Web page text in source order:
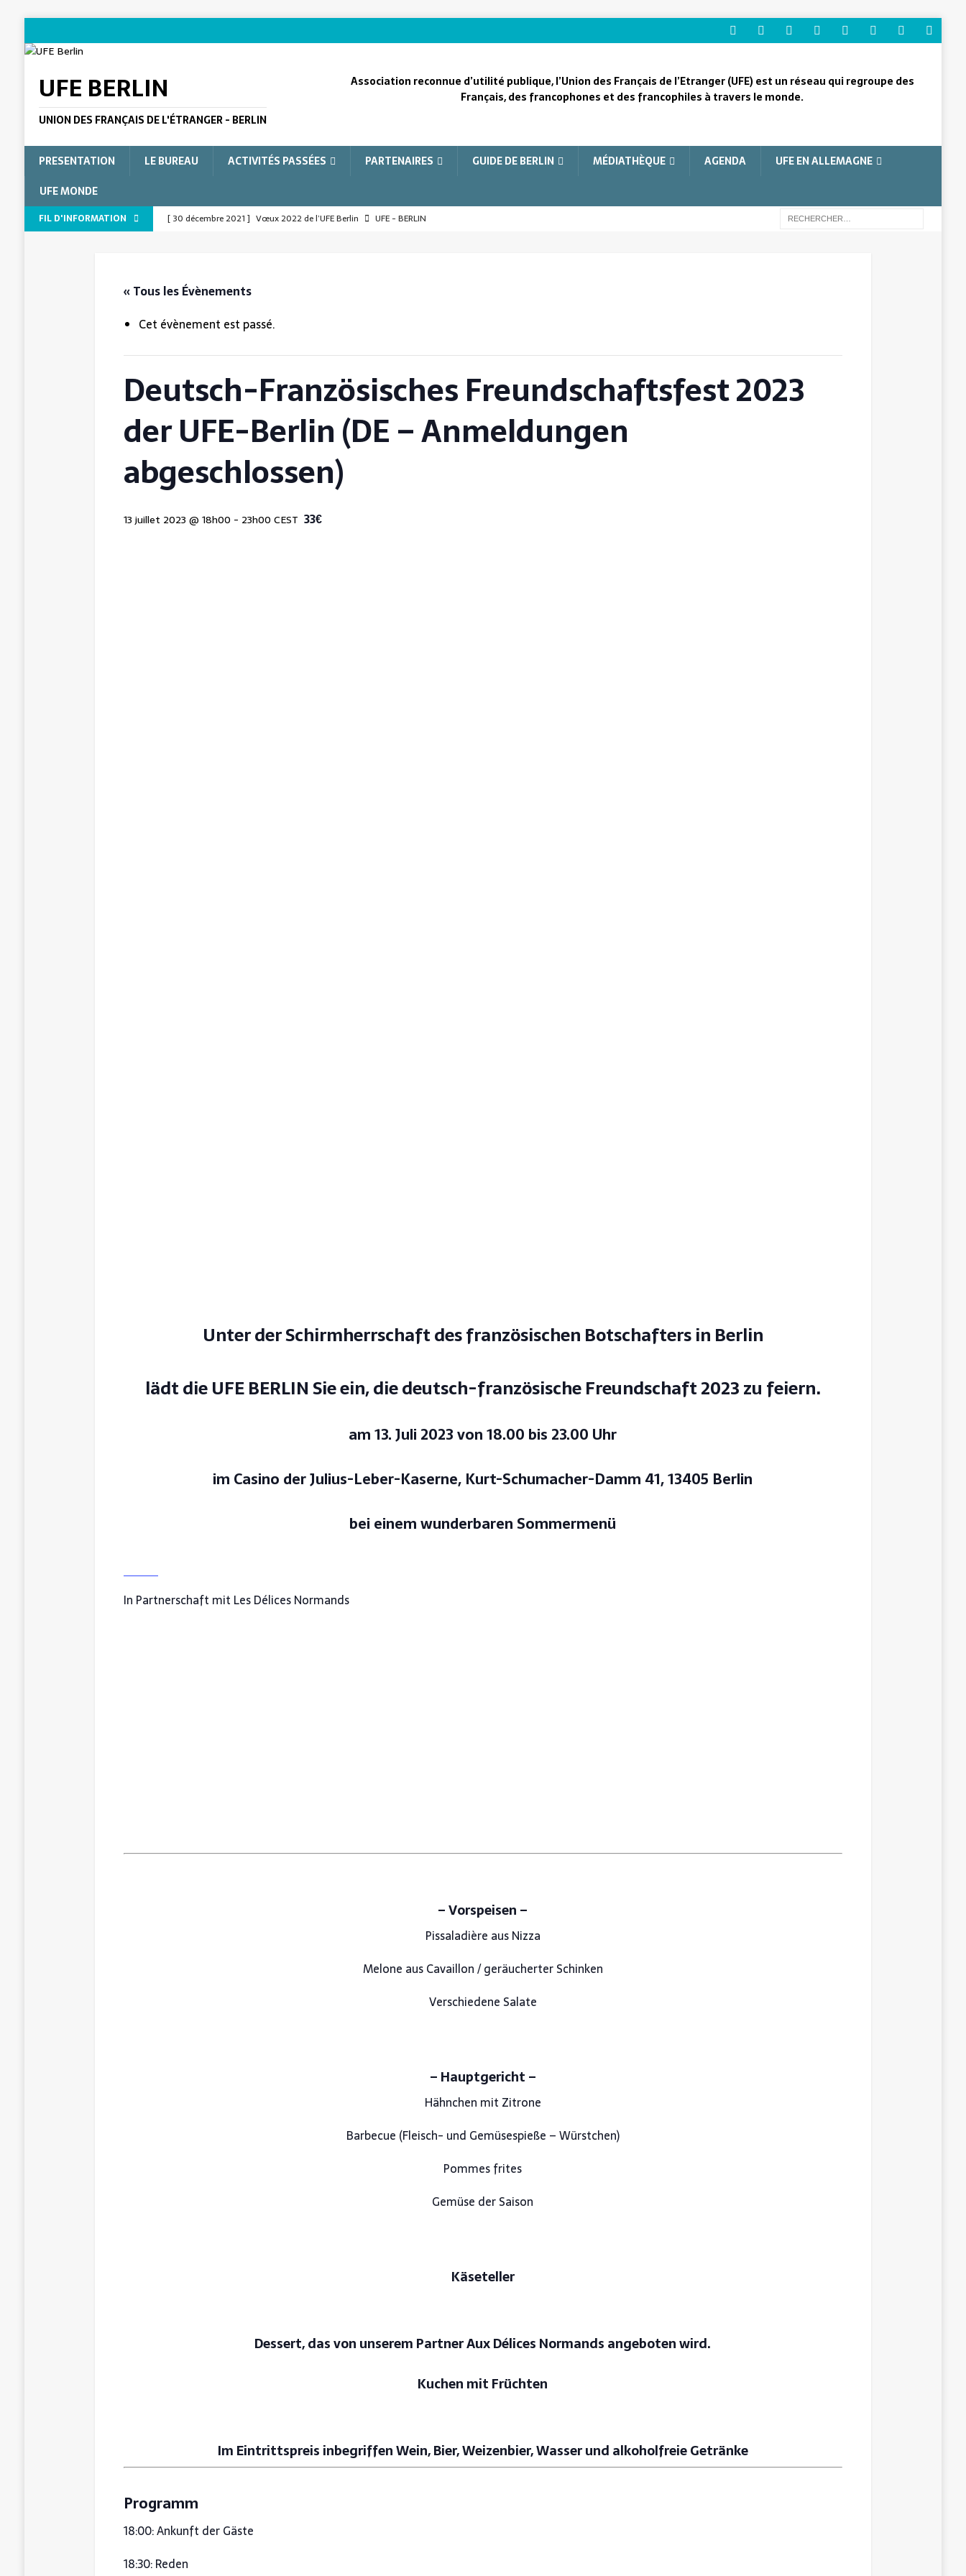
UFE BERLIN
UNION DES FRANÇAIS DE L'ÉTRANGER - BERLIN
Association reconnue d’utilité publique, l’Union des Français de l’Etranger (UFE) est un réseau qui regroupe des
Français, des francophones et des francophiles à travers le monde.
PRESENTATION LE BUREAU ACTIVITÉS PASSÉES PARTENAIRES GUIDE DE BERLIN MÉDIATHÈQUE AGENDA
UFE EN ALLEMAGNE
UFE MONDE
FIL D'INFORMATION [ 30 décembre 2021 ] Vœux 2022 de l’UFE Berlin
UFE - BERLIN
[ 9 décembre 2025 ]
[ 15 juillet 2025 ]
Le Verbe pour la forme, la vision pour le fond
« Tous les Évènements
Cet évènement est passé.
Deutsch-Französisches Freundschaftsfest 2023
der UFE-Berlin (DE – Anmeldungen
abgeschlossen)
13 juillet 2023 @ 18h00 - 23h00 CEST 33€
Unter der Schirmherrschaft des französischen Botschafters in Berlin
lädt die UFE BERLIN Sie ein, die deutsch-französische Freundschaft 2023 zu feiern.
am 13. Juli 2023 von 18.00 bis 23.00 Uhr
im Casino der Julius-Leber-Kaserne, Kurt-Schumacher-Damm 41, 13405 Berlin
bei einem wunderbaren Sommermenü
In Partnerschaft mit Les Délices Normands
– Vorspeisen –
Pissaladière aus Nizza
Melone aus Cavaillon / geräucherter Schinken
Verschiedene Salate
– Hauptgericht –
Hähnchen mit Zitrone
Barbecue (Fleisch- und Gemüsespieße – Würstchen)
Pommes frites
Gemüse der Saison
Käseteller
Dessert, das von unserem Partner Aux Délices Normands angeboten wird.
Kuchen mit Früchten
Im Eintrittspreis inbegriffen Wein, Bier, Weizenbier, Wasser und alkoholfreie Getränke
Programm
18:00: Ankunft der Gäste
18:30: Reden